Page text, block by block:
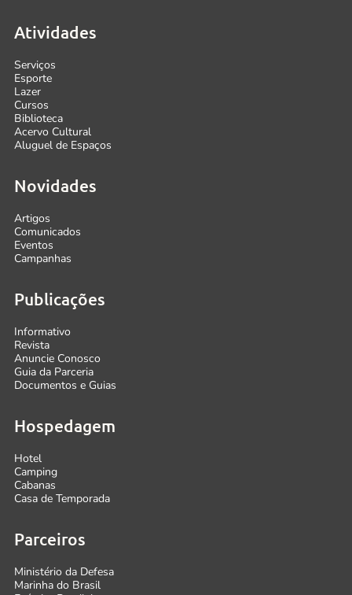
Atividades
Serviços
Esporte
Lazer
Cursos
Biblioteca
Acervo Cultural
Aluguel de Espaços
Novidades
Artigos
Comunicados
Eventos
Campanhas
Publicações
Informativo
Revista
Anuncie Conosco
Guia da Parceria
Documentos e Guias
Hospedagem
Hotel
Camping
Cabanas
Casa de Temporada
Parceiros
Ministério da Defesa
Marinha do Brasil